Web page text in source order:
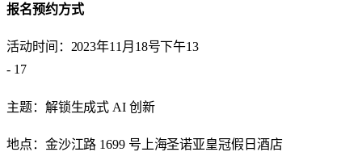
报名预约方式
活动时间：2023年11月18号下午13
- 17
主题：解锁生成式 AI 创新
地点：金沙江路 1699 号上海圣诺亚皇冠假日酒店